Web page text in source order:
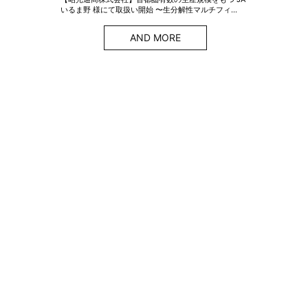
いるま野 様にて取扱い開始 〜生分解性マルチフィ…
AND MORE